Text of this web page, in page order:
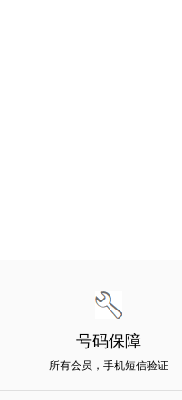
号码保障
所有会员，手机短信验证